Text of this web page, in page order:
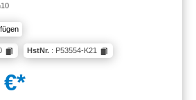
HstNr. : P53554-K21